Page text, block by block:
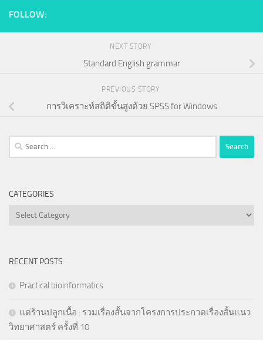
FOLLOW:
NEXT STORY
Standard English grammar
PREVIOUS STORY
การวิเคราะห์สถิติขั้นสูงด้วย SPSS for Windows
Search
for:
CATEGORIES
Categories
RECENT POSTS
Practical bioinformatics
แด่ร้านปลูกเนื้อ : รวมเรื่องสั้นจากโครงการประกวดเรื่องสั้นแนว
วิทยาศาสตร์ ครั้งที่ 10